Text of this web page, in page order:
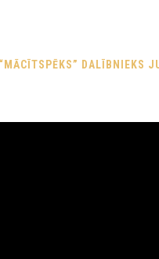
DALĪBNIEKS